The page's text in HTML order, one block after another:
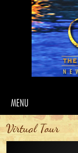
MENU
Virtual Tour